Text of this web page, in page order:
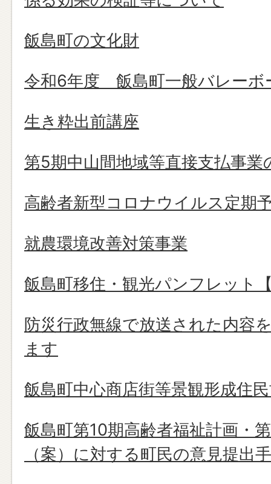
飯島町の文化財
令和6年度 飯島町一般バレーボ
生き粋出前講座
第5期中山間地域等直接支払事業
高齢者新型コロナウイルス定期
就農環境改善対策事業
飯島町移住・観光パンフレット
防災行政無線で放送された内容
ます
飯島町中心商店街等景観形成住
飯島町第10期高齢者福祉計画・
（案）に対する町民の意見提出